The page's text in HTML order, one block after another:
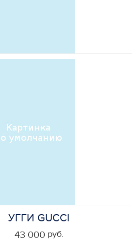
УГГИ GUCCI
43 000 руб.